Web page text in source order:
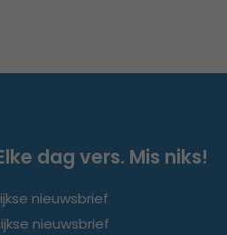
dag vers. Mis niks!
nieuwsbrief
nieuwsbrief